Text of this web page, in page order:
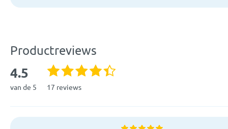
Productreviews
4.5
van de 5 17 reviews